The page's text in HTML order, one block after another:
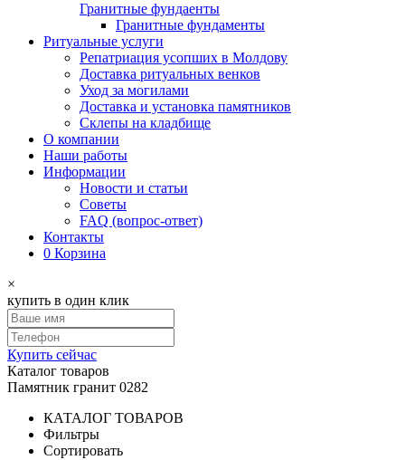
Гранитные фундаенты
Гранитные фундаменты
Ритуальные услуги
Репатриация усопших в Молдову
Доставка ритуальных венков
Уход за могилами
Доставка и установка памятников
Склепы на кладбище
О компании
Наши работы
Информации
Новости и статьи
Советы
FAQ (вопрос-ответ)
Контакты
0 Корзина
×
купить в один клик
Купить сейчас
Каталог товаров
Памятник гранит 0282
КАТАЛОГ ТОВАРОВ
Фильтры
Сортировать